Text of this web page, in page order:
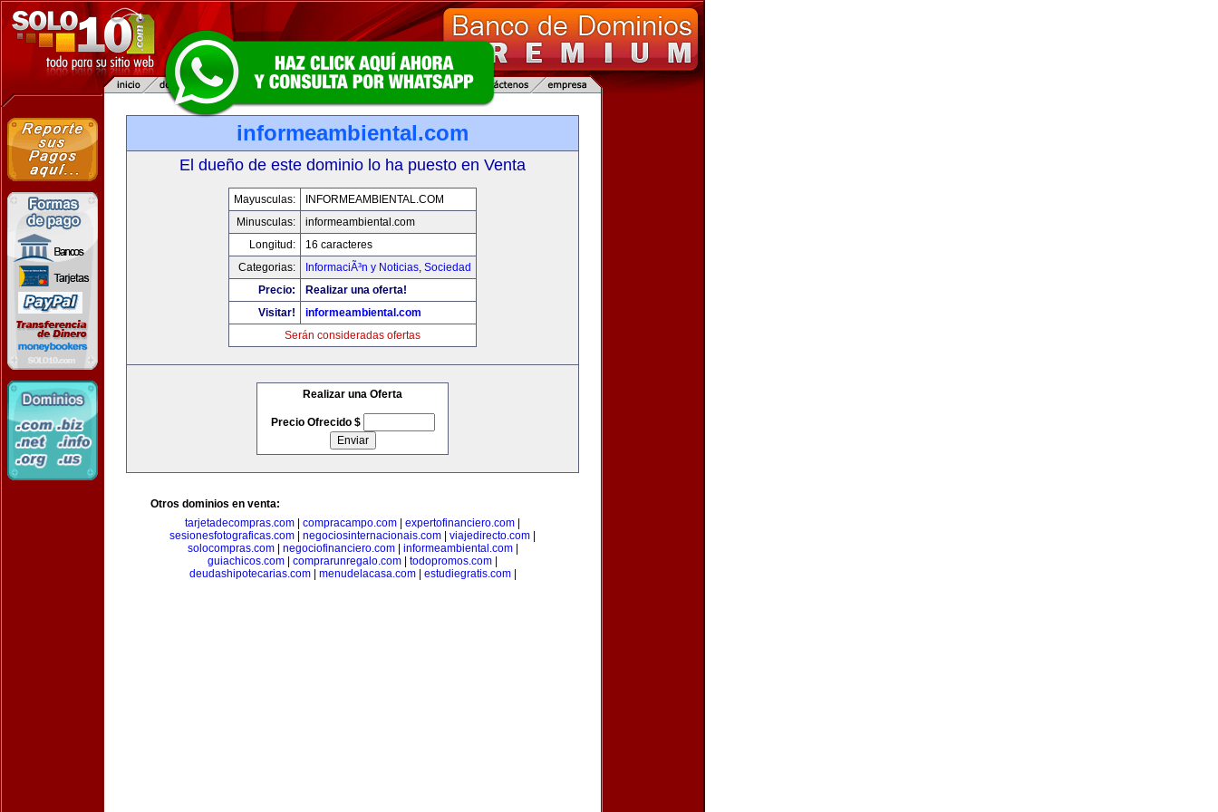
informeambiental.com
El dueño de este dominio lo ha puesto en Venta
Mayusculas:
INFORMEAMBIENTAL.COM
Minusculas:
informeambiental.com
Longitud:
16 caracteres
Categorias:
InformaciÃ³n y Noticias, Sociedad
Precio:
Realizar una oferta!
Visitar!
informeambiental.com
Serán consideradas ofertas
Realizar una Oferta
Precio Ofrecido $
Otros dominios en venta:
tarjetadecompras.com
compracampo.com expertofinanciero.com
sesionesfotograficas.com
negociosinternacionais.com viajedirecto.com
solocompras.com| negociofinanciero.com| informeambiental.com|
guiachicos.com
comprarunregalo.com todopromos.com
deudashipotecarias.com| menudelacasa.com| estudiegratis.com|